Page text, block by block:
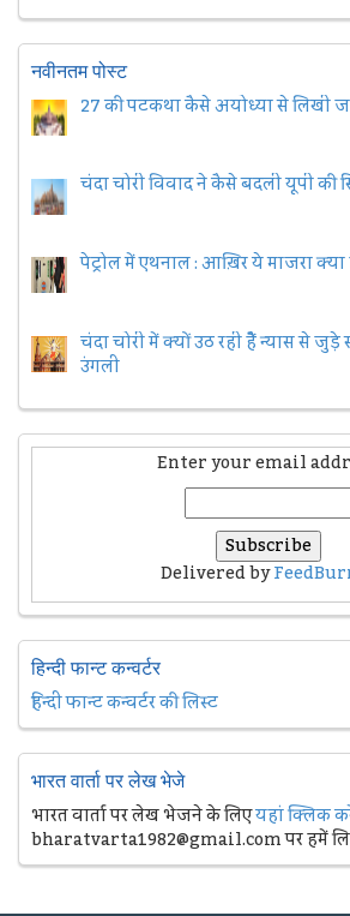
नवीनतम पोस्ट
27 की पटकथा कैसे अयोध्या से लिखी
चंदा चोरी विवाद ने कैसे बदली यूपी की
पेट्रोल में एथनाल : आख़िर ये माजरा क्या
चंदा चोरी में क्यों उठ रही हैैं न्यास से जुड़े
उंगली
Enter your email
Delivered by
हिन्दी फान्ट कन्वर्टर
हिन्दी फान्ट कन्वर्टर की लिस्ट
भारत वार्ता पर लेख भेजे
भारत वार्ता पर लेख भेजने के लिएयहां क्लिक
bharatvarta1982@gmail.com पर हमें